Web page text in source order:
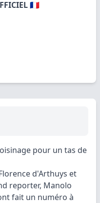
🇫🇷
pour un tas de
d'Arthuys et
reporter, Manolo
fait un numéro à